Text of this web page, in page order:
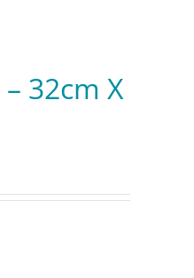
32cm X